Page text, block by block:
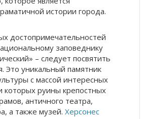
истории города.
достопримечательностей
заповеднику
– следует посвятить
Это уникальный памятник
с массой интересных
которых руины крепостных
античного театра,
а также музей. Херсонес